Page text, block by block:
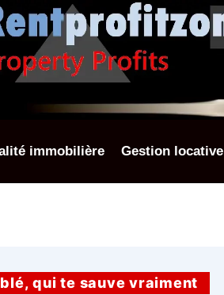
immobilière Gestion locative
qui te sauve vraiment